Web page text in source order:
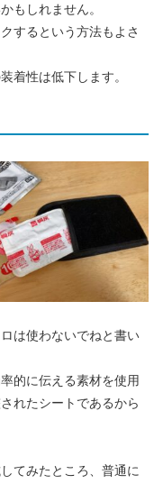
もしれません。
するという方法もよさ
着性は低下します。
は使わないでねと書い
的に伝える素材を使用
れたシートであるから
てみたところ、普通に